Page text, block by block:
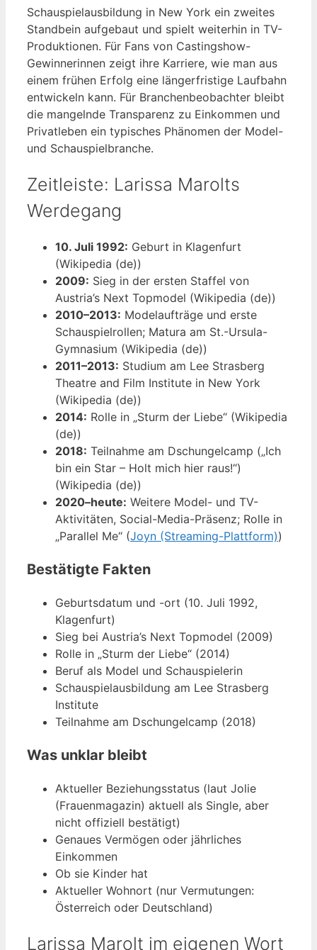
Schauspielausbildung in New York ein zweites
Standbein aufgebaut und spielt weiterhin in TV-
Produktionen. Für Fans von Castingshow-
Gewinnerinnen zeigt ihre Karriere, wie man aus
einem frühen Erfolg eine längerfristige Laufbahn
entwickeln kann. Für Branchenbeobachter bleibt
die mangelnde Transparenz zu Einkommen und
Privatleben ein typisches Phänomen der Model-
und Schauspielbranche.
Zeitleiste: Larissa Marolts
Werdegang
10. Juli 1992: Geburt in Klagenfurt
(Wikipedia (de))
2009: Sieg in der ersten Staffel von
Austria’s Next Topmodel (Wikipedia (de))
2010–2013: Modelaufträge und erste
Schauspielrollen; Matura am St.-Ursula-
Gymnasium (Wikipedia (de))
2011–2013: Studium am Lee Strasberg
Theatre and Film Institute in New York
(Wikipedia (de))
2014: Rolle in „Sturm der Liebe“ (Wikipedia
(de))
2018: Teilnahme am Dschungelcamp („Ich
bin ein Star – Holt mich hier raus!“)
(Wikipedia (de))
2020–heute: Weitere Model- und TV-
Aktivitäten, Social-Media-Präsenz; Rolle in
„Parallel Me“ (Joyn (Streaming-Plattform))
Bestätigte Fakten
Geburtsdatum und -ort (10. Juli 1992,
Klagenfurt)
Sieg bei Austria’s Next Topmodel (2009)
Rolle in „Sturm der Liebe“ (2014)
Beruf als Model und Schauspielerin
Schauspielausbildung am Lee Strasberg
Institute
Teilnahme am Dschungelcamp (2018)
Was unklar bleibt
Aktueller Beziehungsstatus (laut Jolie
(Frauenmagazin) aktuell als Single, aber
nicht offiziell bestätigt)
Genaues Vermögen oder jährliches
Einkommen
Ob sie Kinder hat
Aktueller Wohnort (nur Vermutungen:
Österreich oder Deutschland)
Larissa Marolt im eigenen Wort